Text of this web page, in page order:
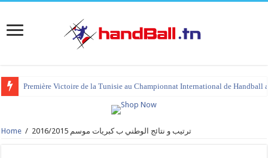
Première Victoire de la Tunisie au Championnat International de Handball
Home / ترتيب و نتائج الوطني ب كبريات موسم 2016/2015